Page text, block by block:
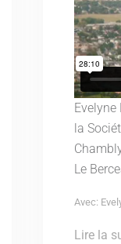
la
Le
Avec:
Lire la